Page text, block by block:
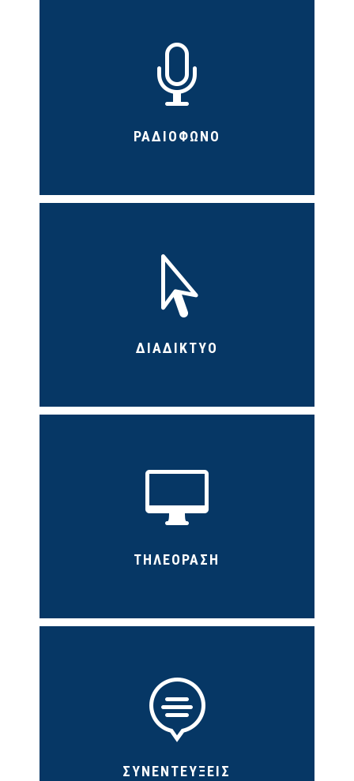

ΡΑΔΙΟΦΩΝΟ

ΔΙΑΔΙΚΤΥΟ

ΤΗΛΕΟΡΑΣΗ

ΣΥΝΕΝΤΕΥΞΕΙΣ